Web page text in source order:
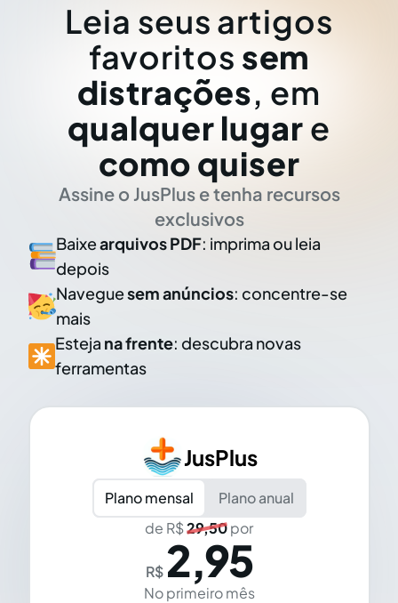
Leia seus artigos
favoritos sem
distrações, em
qualquer lugar e
como quiser
Assine o JusPlus e tenha recursos
exclusivos
Baixearquivos PDF: imprima ou leia
depois
Naveguesem anúncios: concentre-se
mais
Esteja na frente: descubra novas
ferramentas
JusPlus
Plano mensal
Plano anual
de R$29,50por
R$ 2,95
No primeiro mês